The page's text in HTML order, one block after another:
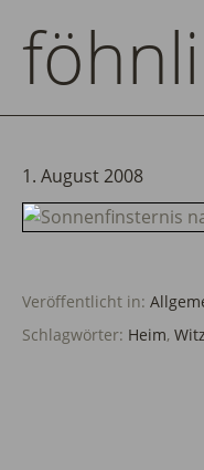
1. August 2008
Veröffentlicht in:
Schlagwörter: Heim,